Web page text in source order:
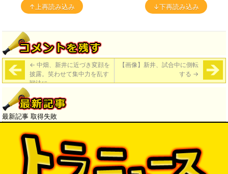
↑上再読み込み
↓下再読み込み
← 中畑、新井に近づき変顔を
披露。笑わせて集中力を乱す
戦法に
【画像】新井、試合中に側転
する →
最新記事 取得失敗